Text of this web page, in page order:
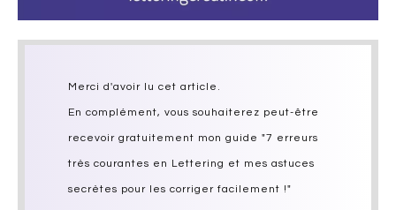
Merci d'avoir lu cet article.
En complément, vous souhaiterez peut-être
recevoir gratuitement mon guide "7 erreurs
très courantes en Lettering et mes astuces
secrètes pour les corriger facilement !"